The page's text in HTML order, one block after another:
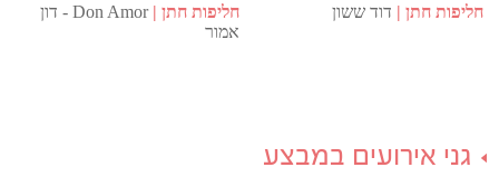
חליפות חתן דוד ששון חליפות חתן
Don Amor - דון
אמור
גני אירועים במבצע